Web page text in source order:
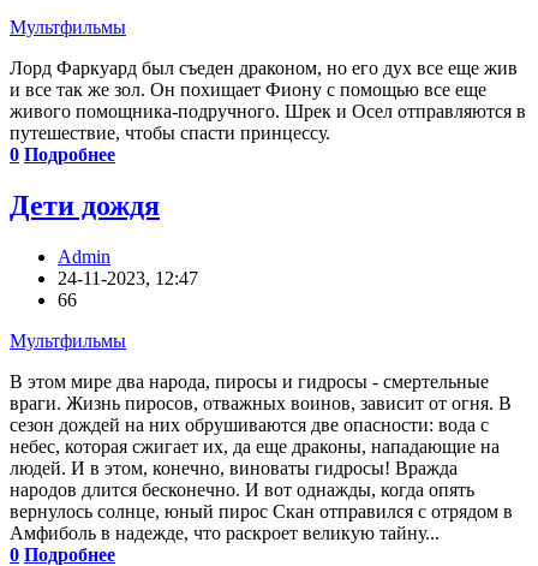
Мультфильмы
Лорд Фаркуард был съеден драконом, но его дух все еще жив
и все так же зол. Он похищает Фиону с помощью все еще
живого помощника-подручного. Шрек и Осел отправляются в
путешествие, чтобы спасти принцессу.
0 Подробнее
Дети дождя
Admin
24-11-2023, 12:47
66
Мультфильмы
В этом мире два народа, пиросы и гидросы - смертельные
враги. Жизнь пиросов, отважных воинов, зависит от огня. В
сезон дождей на них обрушиваются две опасности: вода с
небес, которая сжигает их, да еще драконы, нападающие на
людей. И в этом, конечно, виноваты гидросы! Вражда
народов длится бесконечно. И вот однажды, когда опять
вернулось солнце, юный пирос Скан отправился с отрядом в
Амфиболь в надежде, что раскроет великую тайну...
0 Подробнее